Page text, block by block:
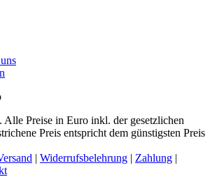
Preise in Euro inkl. der gesetzlichen
Preis entspricht dem günstigsten Preis
| Widerrufsbelehrung | Zahlung |